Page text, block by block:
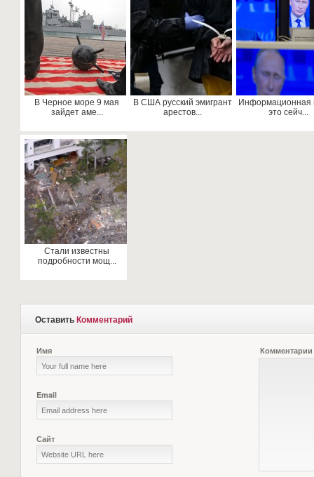
В Черное море 9 мая
зайдет аме...
В США русский эмигрант
арестов...
Информационная
это сейч...
Стали известны
подробности мощ...
ОставитьКомментарий
Имя
Email
Сайт
Комментарии